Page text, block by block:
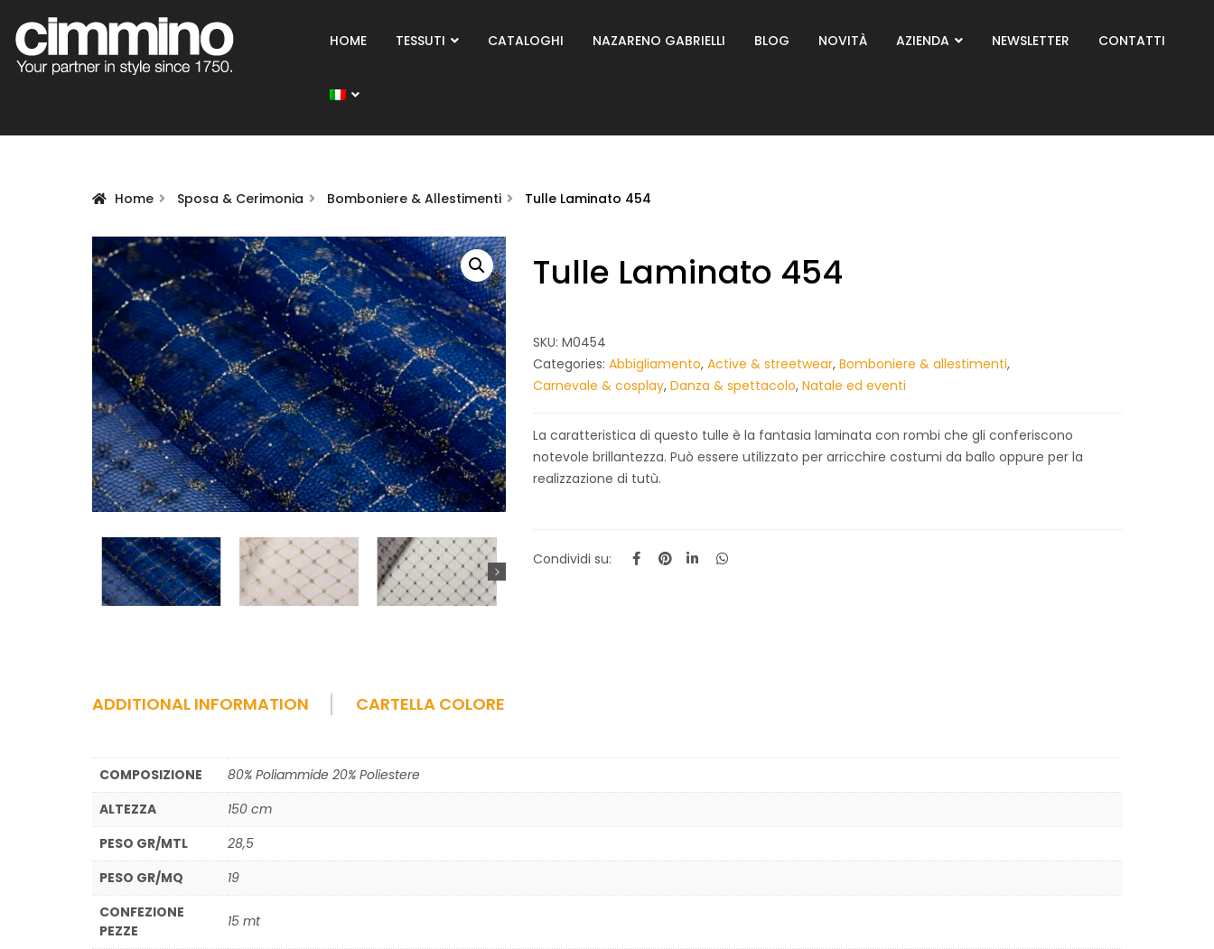
HOME TESSUTI CATALOGHI NAZARENO GABRIELLI BLOG NOVITÀ AZIENDA NEWSLETTER CONTATTI
Home Sposa & Cerimonia Bomboniere & Allestimenti Tulle Laminato 454
Tulle Laminato 454
SKU: M0454
Categories: Abbigliamento, Active & streetwear, Bomboniere & allestimenti,
Carnevale & cosplay, Danza & spettacolo, Natale ed eventi
La caratteristica di questo tulle è la fantasia laminata con rombi che gli conferiscono
notevole brillantezza. Può essere utilizzato per arricchire costumi da ballo oppure per la
realizzazione di tutù.
Condividi su:
ADDITIONAL INFORMATION CARTELLA COLORE
COMPOSIZIONE
80% Poliammide 20% Poliestere
ALTEZZA
150 cm
PESO GR/MTL
28,5
PESO GR/MQ
19
CONFEZIONE
PEZZE
15 mt